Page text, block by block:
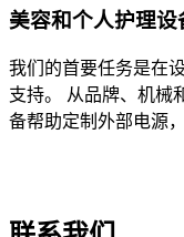
美容和个人护理
我们的首要任务是在
支持。 从品牌、机械
备帮助定制外部电源